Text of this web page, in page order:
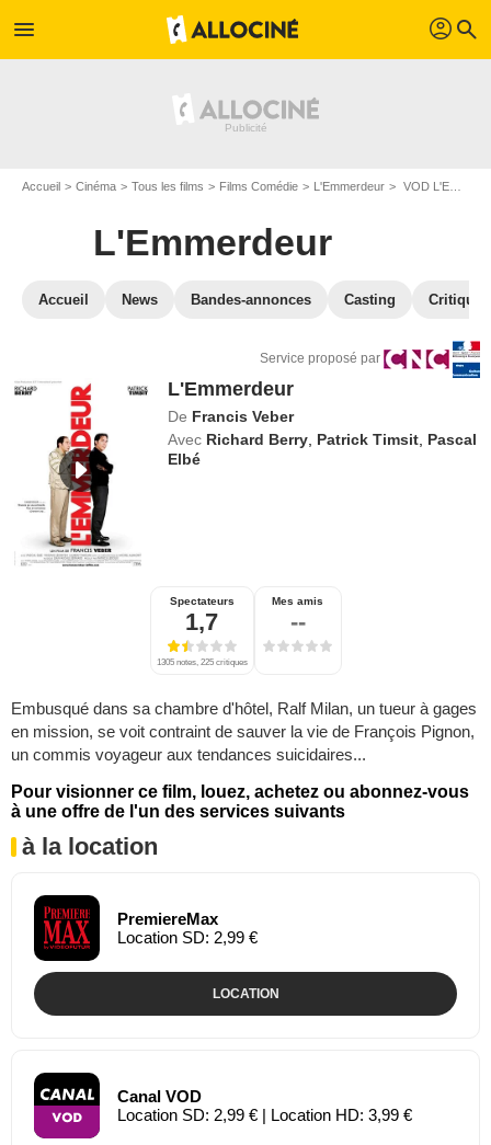
menu profil search
Accueil Cinéma Tous les films Films Comédie L'Emmerdeur VOD L'Emmerdeur
L'Emmerdeur
Accueil News Bandes-annonces Casting
Service proposé par
L'Emmerdeur
De Francis Veber
Avec Richard Berry Patrick Timsit Pascal
Elbé
Spectateurs
1,7
1305 notes, 225 critiques
Mes amis
--
Embusqué dans sa chambre d'hôtel, Ralf Milan, un tueur à gages
en mission, se voit contraint de sauver la vie de François Pignon,
un commis voyageur aux tendances suicidaires...
Pour visionner ce film, louez, achetez ou abonnez-vous
à une offre de l'un des services suivants
à la location
PremiereMax
Location SD: 2,99 €
LOCATION
Canal VOD
Location SD: 2,99 € | Location HD: 3,99 €